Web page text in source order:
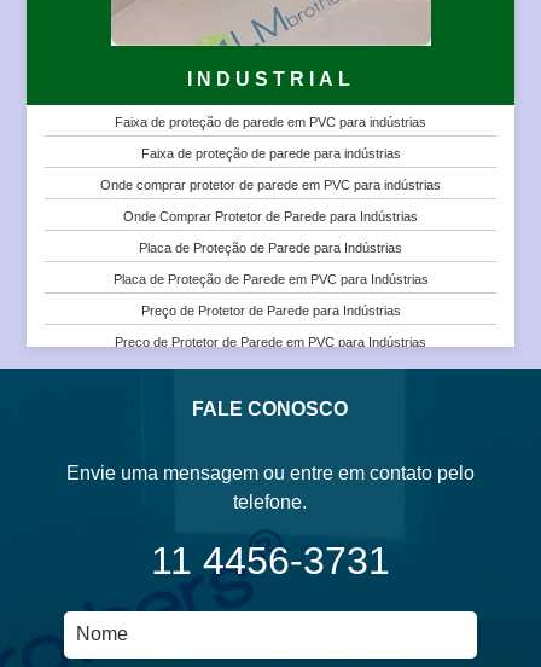
Protetor de Parede para Faculdades e Universidades
Protetor de Parede em PVC para Escolas
Protetor de Parede em PVC para Faculdades e Universidades
Protetor de Parede Tipo Corrimão para Escolas
Protetor de Parede Tipo Corrimão para Faculdades e Universidades
Protetor de Parede Tipo Corrimão em PVC para Escolas
Protetor de Parede Tipo Corrimão em PVC para Faculdades e
Universidades
Onde Comprar Protetor de Parede para Faculdades e Universidades
Placa de Proteção de Parede para Escolas
Placa de Proteção de Parede para Faculdades e Universidades
Preço de Protetor de Parede em PVC para Escolas
INDUSTRIAL
Faixa de proteção de parede em PVC para indústrias
Faixa de proteção de parede para indústrias
Onde comprar protetor de parede em PVC para indústrias
Onde Comprar Protetor de Parede para Indústrias
Placa de Proteção de Parede para Indústrias
Placa de Proteção de Parede em PVC para Indústrias
Preço de Protetor de Parede para Indústrias
Preço de Protetor de Parede em PVC para Indústrias
Preço de Protetor de Parede para Indústrias
Protetor de Parede em PVC para Indústrias
Protetor de Parede Tipo Corrimão em PVC para Indústrias
Venda e Instalação de Protetor de Parede para Indústrias
Venda e Instalação de Protetor de Parede em PVC para Indústrias
FALE CONOSCO
Envie uma mensagem ou entre em contato pelo
telefone.
11 4456-3731